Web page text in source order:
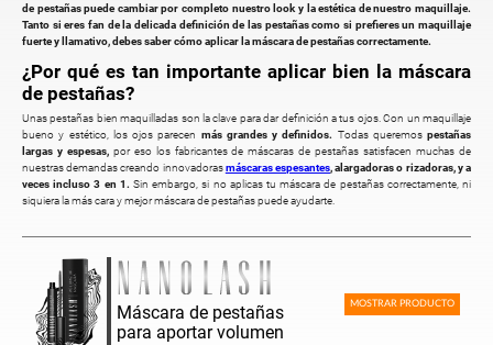
de pestañas puede cambiar por completo nuestro look y la estética de nuestro maquillaje.
Tanto si eres fan de la delicada definición de las pestañas como si prefieres un maquillaje
fuerte y llamativo, debes saber cómo aplicar la máscara de pestañas correctamente.
¿Por qué es tan importante aplicar bien la máscara
de pestañas?
Unas pestañas bien maquilladas son la clave para dar definición a tus ojos. Con un maquillaje
bueno y estético, los ojos parecen más grandes y definidos. Todas queremos pestañas
largas y espesas,por eso los fabricantes de máscaras de pestañas satisfacen muchas de
nuestras demandas creando innovadorasmáscaras espesantes, alargadoras o rizadoras, y a
veces incluso 3 en 1. Sin embargo, si no aplicas tu máscara de pestañas correctamente, ni
siquiera la más cara y mejor máscara de pestañas puede ayudarte.
Máscara de pestañas
para aportar volumen
MOSTRAR PRODUCTO